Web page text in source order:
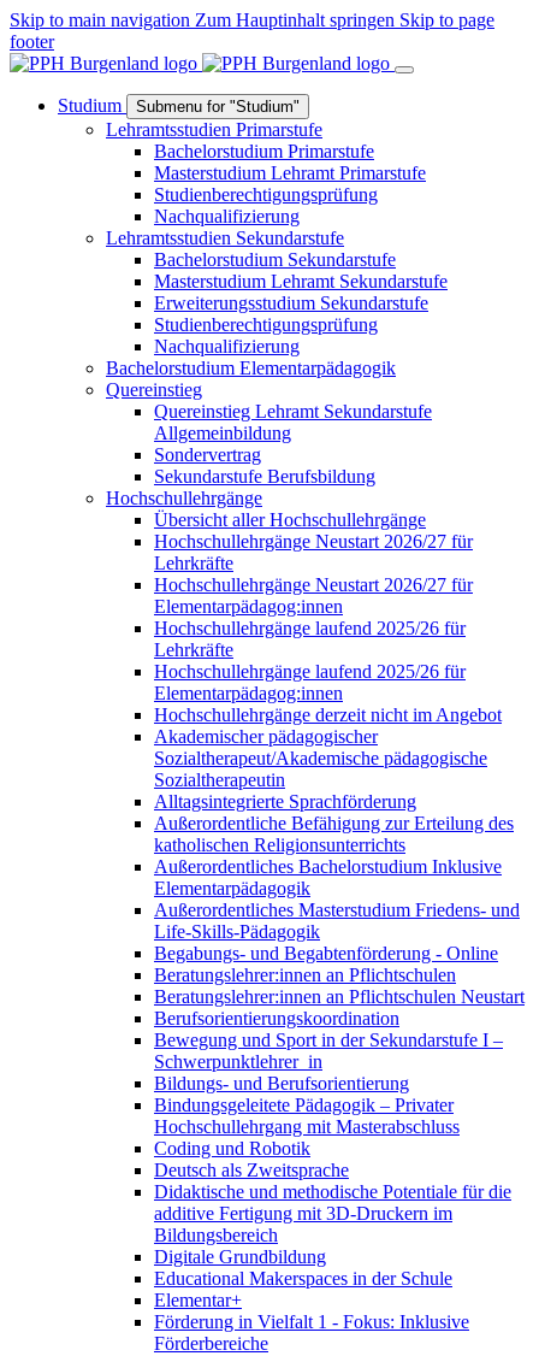
Skip to main navigation Zum Hauptinhalt springen Skip to page
footer
Studium Submenu for "Studium"
Lehramtsstudien Primarstufe
Bachelorstudium Primarstufe
Masterstudium Lehramt Primarstufe
Studienberechtigungsprüfung
Nachqualifizierung
Lehramtsstudien Sekundarstufe
Bachelorstudium Sekundarstufe
Masterstudium Lehramt Sekundarstufe
Erweiterungsstudium Sekundarstufe
Studienberechtigungsprüfung
Nachqualifizierung
Bachelorstudium Elementarpädagogik
Quereinstieg
Quereinstieg Lehramt Sekundarstufe
Allgemeinbildung
Sondervertrag
Sekundarstufe Berufsbildung
Hochschullehrgänge
Übersicht aller Hochschullehrgänge
Hochschullehrgänge Neustart 2026/27 für
Lehrkräfte
Hochschullehrgänge Neustart 2026/27 für
Elementarpädagog:innen
Hochschullehrgänge laufend 2025/26 für
Lehrkräfte
Hochschullehrgänge laufend 2025/26 für
Elementarpädagog:innen
Hochschullehrgänge derzeit nicht im Angebot
Akademischer pädagogischer
Sozialtherapeut/Akademische pädagogische
Sozialtherapeutin
Alltagsintegrierte Sprachförderung
Außerordentliche Befähigung zur Erteilung des
katholischen Religionsunterrichts
Außerordentliches Bachelorstudium Inklusive
Elementarpädagogik
Außerordentliches Masterstudium Friedens- und
Life-Skills-Pädagogik
Begabungs- und Begabtenförderung - Online
Beratungslehrer:innen an Pflichtschulen
Beratungslehrer:innen an Pflichtschulen Neustart
Berufsorientierungskoordination
Bewegung und Sport in der Sekundarstufe I –
Schwerpunktlehrer_in
Bildungs- und Berufsorientierung
Bindungsgeleitete Pädagogik – Privater
Hochschullehrgang mit Masterabschluss
Coding und Robotik
Deutsch als Zweitsprache
Didaktische und methodische Potentiale für die
additive Fertigung mit 3D-Druckern im
Bildungsbereich
Digitale Grundbildung
Educational Makerspaces in der Schule
Elementar+
Förderung in Vielfalt 1 - Fokus: Inklusive
Förderbereiche